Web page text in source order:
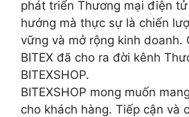
phát triển Thương mại điện
hướng mà thực sự là chiến
vững và mở rộng kinh doanh.
BITEX đã cho ra đời kênh
BITEXSHOP.
BITEXSHOP mong muốn
cho khách hàng. Tiếp cận và